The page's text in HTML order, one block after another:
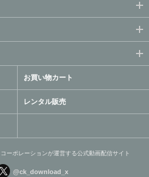
お買い物カート
レンタル販売
ーポレーションが運営する公式動画配信サイト
@ck_download_x